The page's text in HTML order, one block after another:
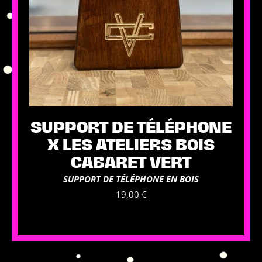
SUPPORT DE TÉLÉPHONE
X LES ATELIERS BOIS
CABARET VERT
SUPPORT DE TÉLÉPHONE EN BOIS
19,00 €